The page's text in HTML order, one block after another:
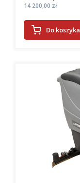
Cena
14 200,00 zł
Do koszyka